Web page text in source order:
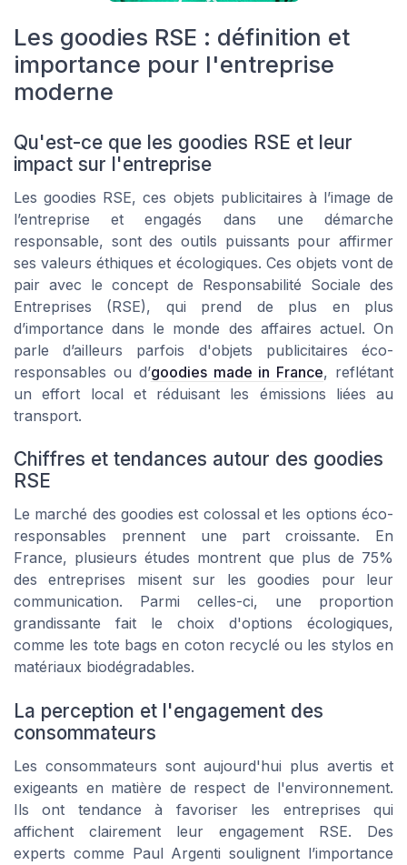
Les goodies RSE : définition et
importance pour l'entreprise
moderne
Qu'est-ce que les goodies RSE et leur
impact sur l'entreprise
Les goodies RSE, ces objets publicitaires à l’image de
l’entreprise et engagés dans une démarche
responsable, sont des outils puissants pour affirmer
ses valeurs éthiques et écologiques. Ces objets vont de
pair avec le concept de Responsabilité Sociale des
Entreprises (RSE), qui prend de plus en plus
d’importance dans le monde des affaires actuel. On
parle d’ailleurs parfois d'objets publicitaires éco-
responsables ou d’goodies made in France, reflétant
un effort local et réduisant les émissions liées au
transport.
Chiffres et tendances autour des goodies
RSE
Le marché des goodies est colossal et les options éco-
responsables prennent une part croissante. En
France, plusieurs études montrent que plus de 75%
des entreprises misent sur les goodies pour leur
communication. Parmi celles-ci, une proportion
grandissante fait le choix d'options écologiques,
comme les tote bags en coton recyclé ou les stylos en
matériaux biodégradables.
La perception et l'engagement des
consommateurs
Les consommateurs sont aujourd'hui plus avertis et
exigeants en matière de respect de l'environnement.
Ils ont tendance à favoriser les entreprises qui
affichent clairement leur engagement RSE. Des
experts comme Paul Argenti soulignent l’importance